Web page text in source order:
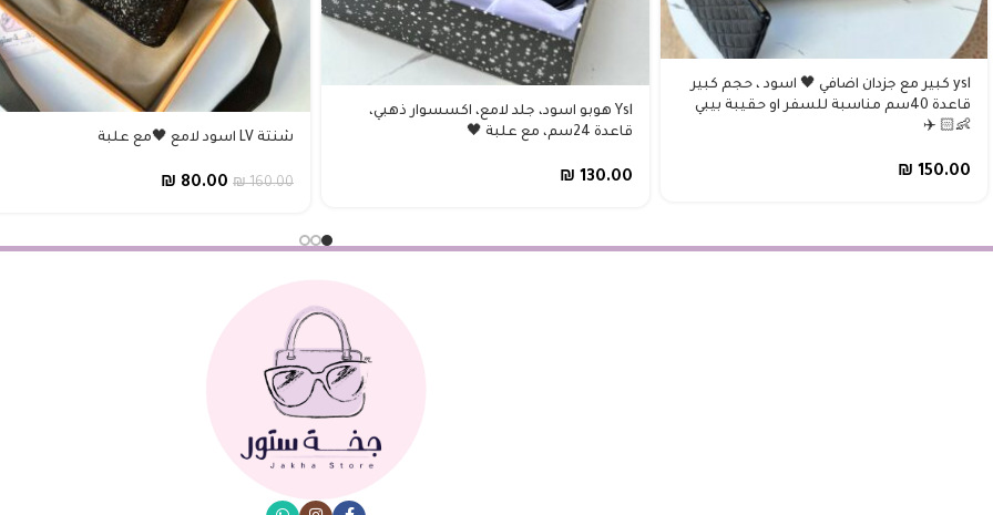
ysl كبير مع جزدان اضافي 🖤 اسود ، حجم كبير
قاعدة 40سم مناسبة للسفر او حقيبة بيبي
👶🏻 ✈️
₪ 150.00
Ysl هوبو اسود، جلد لامع، اكسسوار ذهبي،
قاعدة 24سم، مع علبة 🖤
₪ 130.00
شنتة LV اسود لامع 🖤مع علبة
₪160.00
₪ 80.00